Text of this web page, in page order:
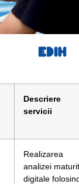
Descriere
servicii
Realizarea
analizei
digitale